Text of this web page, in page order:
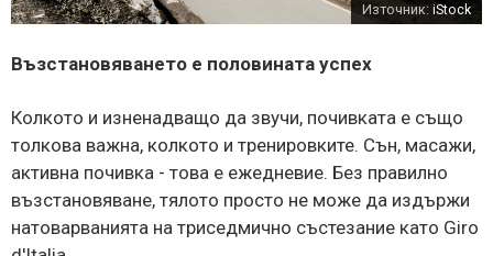
Източник: iStock
Възстановяването е половината успех
Колкото и изненадващо да звучи, почивката е също
толкова важна, колкото и тренировките. Сън, масажи,
активна почивка - това е ежедневие. Без правилно
възстановяване, тялото просто не може да издържи
натоварванията на триседмично състезание като Giro